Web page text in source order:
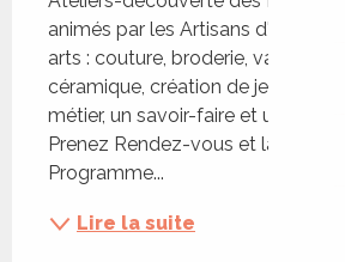
animés par les Artisans d'Art de
arts : couture, broderie, vannerie,
céramique, création de jeux en
métier, un savoir-faire et une
Prenez Rendez-vous et laissez-
Programme...
Lire la suite